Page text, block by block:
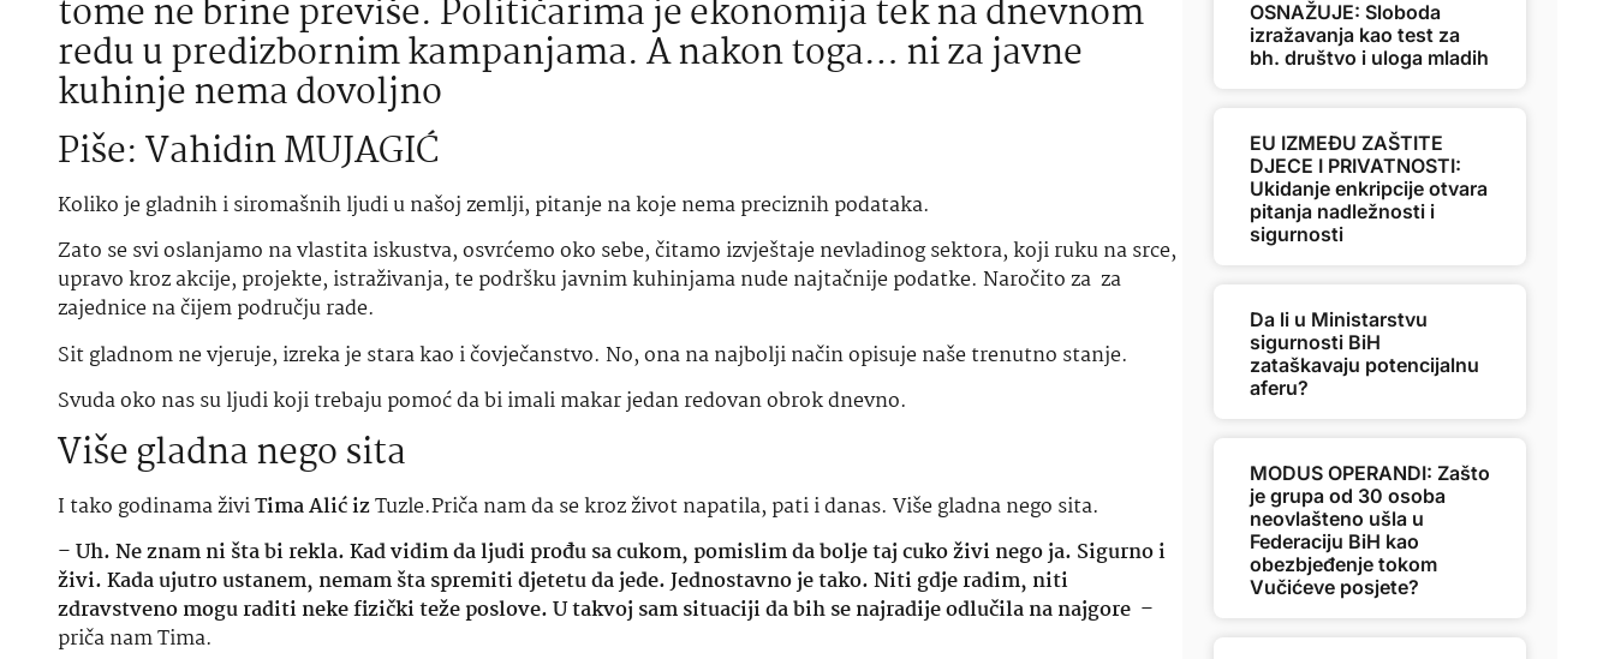
tome ne brine previše. Političarima je ekonomija tek na dnevnom
redu u predizbornim kampanjama. A nakon toga… ni za javne
kuhinje nema dovoljno
Piše: Vahidin MUJAGIĆ
Koliko je gladnih i siromašnih ljudi u našoj zemlji, pitanje na koje nema preciznih podataka.
Zato se svi oslanjamo na vlastita iskustva, osvrćemo oko sebe, čitamo izvještaje nevladinog sektora, koji ruku na srce,
upravo kroz akcije, projekte, istraživanja, te podršku javnim kuhinjama nude najtačnije podatke. Naročito za za
zajednice na čijem području rade.
Sit gladnom ne vjeruje, izreka je stara kao i čovječanstvo. No, ona na najbolji način opisuje naše trenutno stanje.
Svuda oko nas su ljudi koji trebaju pomoć da bi imali makar jedan redovan obrok dnevno.
Više gladna nego sita
I tako godinama živiTima Alić izTuzle.Priča nam da se kroz život napatila, pati i danas. Više gladna nego sita.
–Uh. Ne znam ni šta bi rekla. Kad vidim da ljudi prođu sa cukom, pomislim da bolje taj cuko živi nego ja. Sigurno i
živi. Kada ujutro ustanem, nemam šta spremiti djetetu da jede. Jednostavno je tako. Niti gdje radim, niti
zdravstveno mogu raditi neke fizički teže poslove. U takvoj sam situaciji da bih se najradije odlučila na najgore –
priča nam Tima.
OSNAŽUJE: Sloboda
izražavanja kao test za
bh. društvo i uloga mladih
EU IZMEĐU ZAŠTITE
DJECE I PRIVATNOSTI:
Ukidanje enkripcije otvara
pitanja nadležnosti i
sigurnosti
Da li u Ministarstvu
sigurnosti BiH
zataškavaju potencijalnu
aferu?
MODUS OPERANDI: Zašto
je grupa od 30 osoba
neovlašteno ušla u
Federaciju BiH kao
obezbjeđenje tokom
Vučićeve posjete?